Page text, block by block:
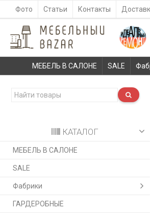
Фото Статьи Контакты
МЕБЕЛЬ В САЛОНЕ SALE
КАТАЛОГ
МЕБЕЛЬ В САЛОНЕ
SALE
Фабрики
ГАРДЕРОБНЫЕ